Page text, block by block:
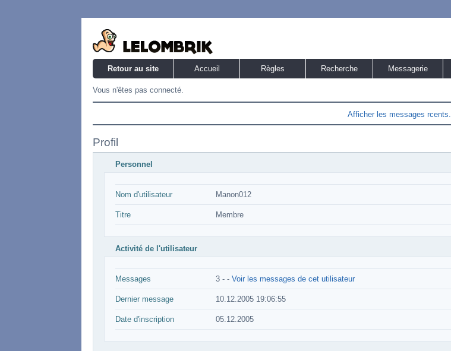
Retour au site Accueil Règles Recherche Messagerie
Vous n'êtes pas connecté.
Afficher les messages rcents.
Profil
Personnel
Nom d'utilisateur Manon012
Titre Membre
Activité de l'utilisateur
Messages 3 - - Voir les messages de cet utilisateur
Dernier message 10.12.2005 19:06:55
Date d'inscription 05.12.2005